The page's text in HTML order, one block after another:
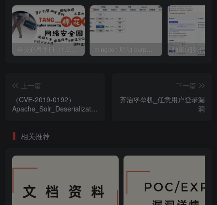
会员必看手册（1.9.0版本 26.4.5更新） mingdon 明动 burp插件0.2.6版本 本地时间校验去除版
上一篇
（CVE-2019-0192）
Apache_Solr_Deserialization_
下一篇
齐治堡垒机_任意用户登录漏
洞
相关推荐